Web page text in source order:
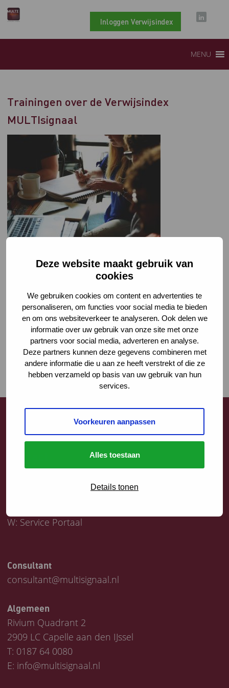
Deze website maakt gebruik van
cookies
We gebruiken cookies om content en advertenties te
personaliseren, om functies voor social media te bieden
en om ons websiteverkeer te analyseren. Ook delen we
informatie over uw gebruik van onze site met onze
partners voor social media, adverteren en analyse.
Deze partners kunnen deze gegevens combineren met
andere informatie die u aan ze heeft verstrekt of die ze
hebben verzameld op basis van uw gebruik van hun
services.
Voorkeuren aanpassen
Alles toestaan
Details tonen
Inloggen Verwijsindex
MENU
Trainingen over de Verwijsindex
MULTIsignaal
W: Service Portaal
Consultant
consultant@multisignaal.nl
Algemeen
Rivium Quadrant 2
2909 LC Capelle aan den IJssel
T: 0187 64 0080
E: info@multisignaal.nl